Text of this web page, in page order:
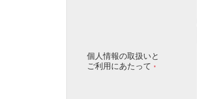
個人情報の取扱いと
ご利用にあたって
*